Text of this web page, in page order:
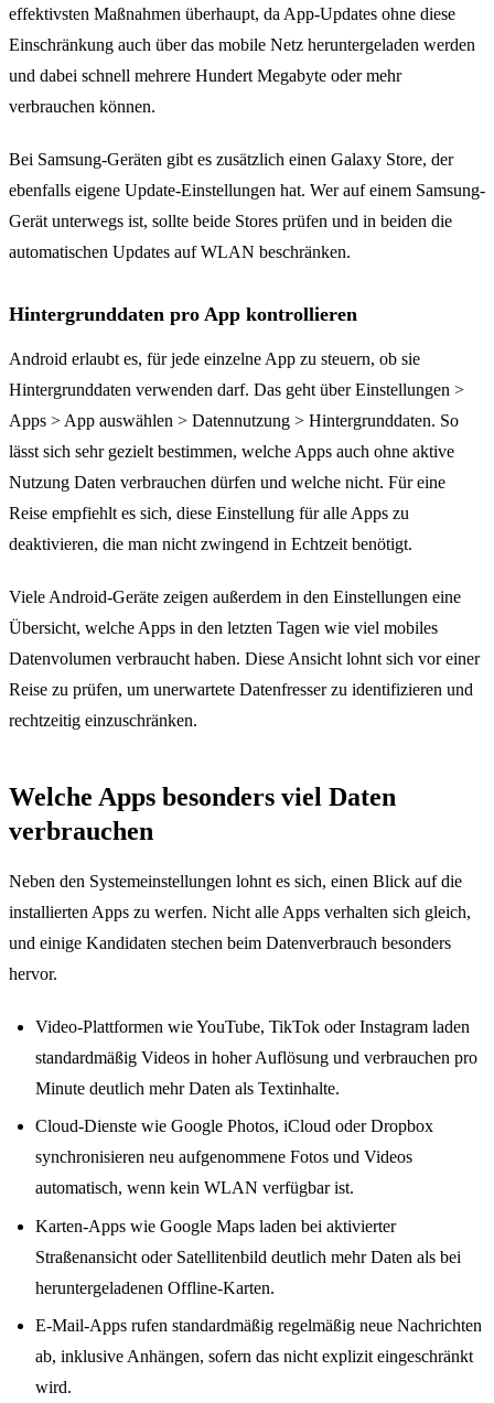
effektivsten Maßnahmen überhaupt, da App-Updates ohne diese
Einschränkung auch über das mobile Netz heruntergeladen werden
und dabei schnell mehrere Hundert Megabyte oder mehr
verbrauchen können.
Bei Samsung-Geräten gibt es zusätzlich einen Galaxy Store, der
ebenfalls eigene Update-Einstellungen hat. Wer auf einem Samsung-
Gerät unterwegs ist, sollte beide Stores prüfen und in beiden die
automatischen Updates auf WLAN beschränken.
Hintergrunddaten pro App kontrollieren
Android erlaubt es, für jede einzelne App zu steuern, ob sie
Hintergrunddaten verwenden darf. Das geht über Einstellungen >
Apps > App auswählen > Datennutzung > Hintergrunddaten. So
lässt sich sehr gezielt bestimmen, welche Apps auch ohne aktive
Nutzung Daten verbrauchen dürfen und welche nicht. Für eine
Reise empfiehlt es sich, diese Einstellung für alle Apps zu
deaktivieren, die man nicht zwingend in Echtzeit benötigt.
Viele Android-Geräte zeigen außerdem in den Einstellungen eine
Übersicht, welche Apps in den letzten Tagen wie viel mobiles
Datenvolumen verbraucht haben. Diese Ansicht lohnt sich vor einer
Reise zu prüfen, um unerwartete Datenfresser zu identifizieren und
rechtzeitig einzuschränken.
Welche Apps besonders viel Daten
verbrauchen
Neben den Systemeinstellungen lohnt es sich, einen Blick auf die
installierten Apps zu werfen. Nicht alle Apps verhalten sich gleich,
und einige Kandidaten stechen beim Datenverbrauch besonders
hervor.
Video-Plattformen wie YouTube, TikTok oder Instagram laden
standardmäßig Videos in hoher Auflösung und verbrauchen pro
Minute deutlich mehr Daten als Textinhalte.
Cloud-Dienste wie Google Photos, iCloud oder Dropbox
synchronisieren neu aufgenommene Fotos und Videos
automatisch, wenn kein WLAN verfügbar ist.
Karten-Apps wie Google Maps laden bei aktivierter
Straßenansicht oder Satellitenbild deutlich mehr Daten als bei
heruntergeladenen Offline-Karten.
E-Mail-Apps rufen standardmäßig regelmäßig neue Nachrichten
ab, inklusive Anhängen, sofern das nicht explizit eingeschränkt
wird.